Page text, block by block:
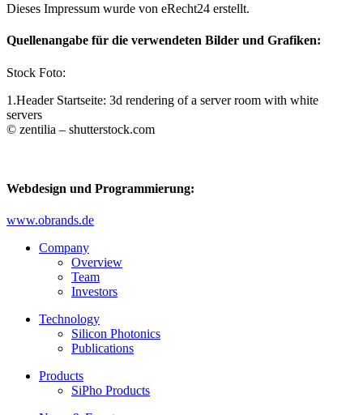
Dieses Impressum wurde von eRecht24 erstellt.
Quellenangabe für die verwendeten Bilder und Grafiken:
Stock Foto:
1.Header Startseite: 3d rendering of a server room with white
servers
© zentilia – shutterstock.com
Webdesign und Programmierung:
www.obrands.de
Company
Overview
Team
Investors
Technology
Silicon Photonics
Publications
Products
SiPho Products